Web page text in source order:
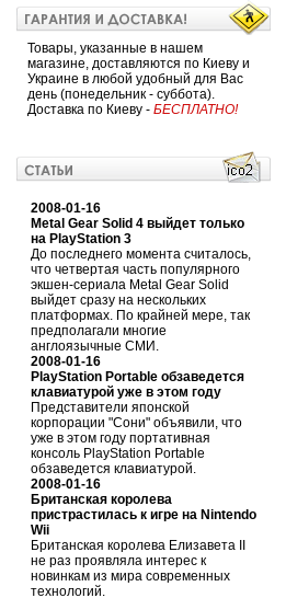
Товары, указанные в нашем
магазине, доставляются по Киеву и
Украине в любой удобный для Вас
день (понедельник - суббота).
Доставка по Киеву - БЕСПЛАТНО!
2008-01-16
Metal Gear Solid 4 выйдет только
на PlayStation 3
До последнего момента считалось,
что четвертая часть популярного
экшен-сериала Metal Gear Solid
выйдет сразу на нескольких
платформах. По крайней мере, так
предполагали многие
англоязычные СМИ.
2008-01-16
PlayStation Portable обзаведется
клавиатурой уже в этом году
Представители японской
корпорации "Сони" объявили, что
уже в этом году портативная
консоль PlayStation Portable
обзаведется клавиатурой.
2008-01-16
Британская королева
пристрастилась к игре на Nintendo
Wii
Британская королева Елизавета II
не раз проявляла интерес к
новинкам из мира современных
технологий.